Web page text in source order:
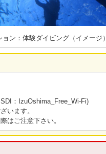
ン：体験ダイビング（イメージ）
：IzuOshima_Free_Wi-Fi)
います。
はご注意下さい。